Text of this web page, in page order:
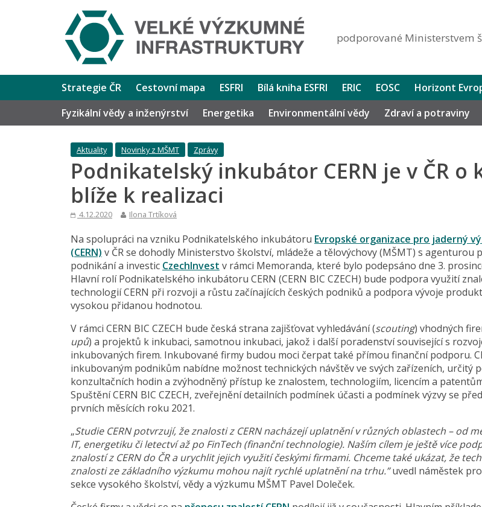
podporované Ministerstvem
Strategie ČR Cestovní mapa ESFRI Bílá kniha ESFRI ERIC EOSC Horizont
Fyzikální vědy a inženýrství
Energetika Environmentální vědy Zdraví a potraviny
Aktuality Novinky z MŠMT Zprávy
Podnikatelský inkubátor CERN je v ČR o
blíže k realizaci
4.12.2020 Ilona Trtíková
Na spolupráci na vzniku Podnikatelského inkubátoru Evropské organizace pro jaderný
(CERN) v ČR se dohodly Ministerstvo školství, mládeže a tělovýchovy (MŠMT) s agenturou
podnikání a investic CzechInvest v rámci Memoranda, které bylo podepsáno dne 3.
Hlavní rolí Podnikatelského inkubátoru CERN (CERN BIC CZECH) bude podpora využití
technologií CERN při rozvoji a růstu začínajících českých podniků a podpora vývoje
vysokou přidanou hodnotou.
V rámci CERN BIC CZECH bude česká strana zajišťovat vyhledávání (scouting) vhodných
upů) a projektů k inkubaci, samotnou inkubaci, jakož i další poradenství související s
inkubovaných firem. Inkubované firmy budou moci čerpat také přímou finanční podporu.
inkubovaným podnikům nabídne možnost technických návštěv ve svých zařízeních, určitý
konzultačních hodin a zvýhodněný přístup ke znalostem, technologiím, licencím a patentům
Spuštění CERN BIC CZECH, zveřejnění detailních podmínek účasti a podmínek výzvy se
prvních měsících roku 2021.
„Studie CERN potvrzují, že znalosti z CERN nacházejí uplatnění v různých oblastech – od
IT, energetiku či letectví až po FinTech (finanční technologie). Naším cílem je ještě více
znalostí z CERN do ČR a urychlit jejich využití českými firmami. Chceme také ukázat, že
znalosti ze základního výzkumu mohou najít rychlé uplatnění na trhu.”uvedl náměstek
sekce vysokého školství, vědy a výzkumu MŠMT Pavel Doleček.